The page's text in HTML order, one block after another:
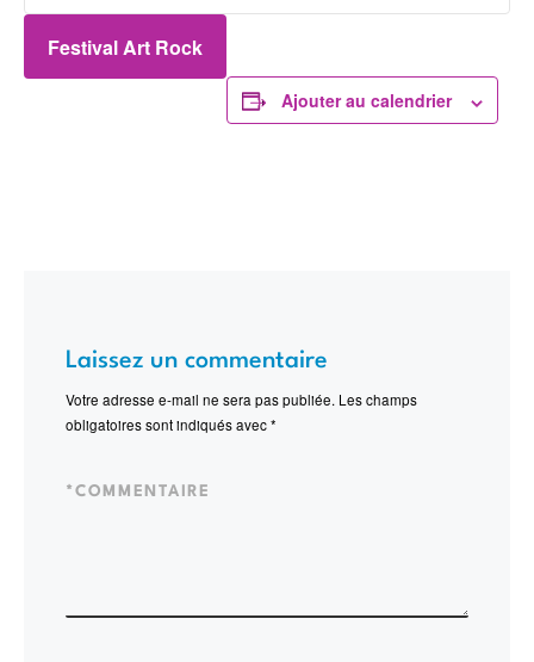
Festival Art Rock
Ajouter au calendrier
Laissez un commentaire
Votre adresse e-mail ne sera pas publiée. Les champs
obligatoires sont indiqués avec*
COMMENTAIRE
*